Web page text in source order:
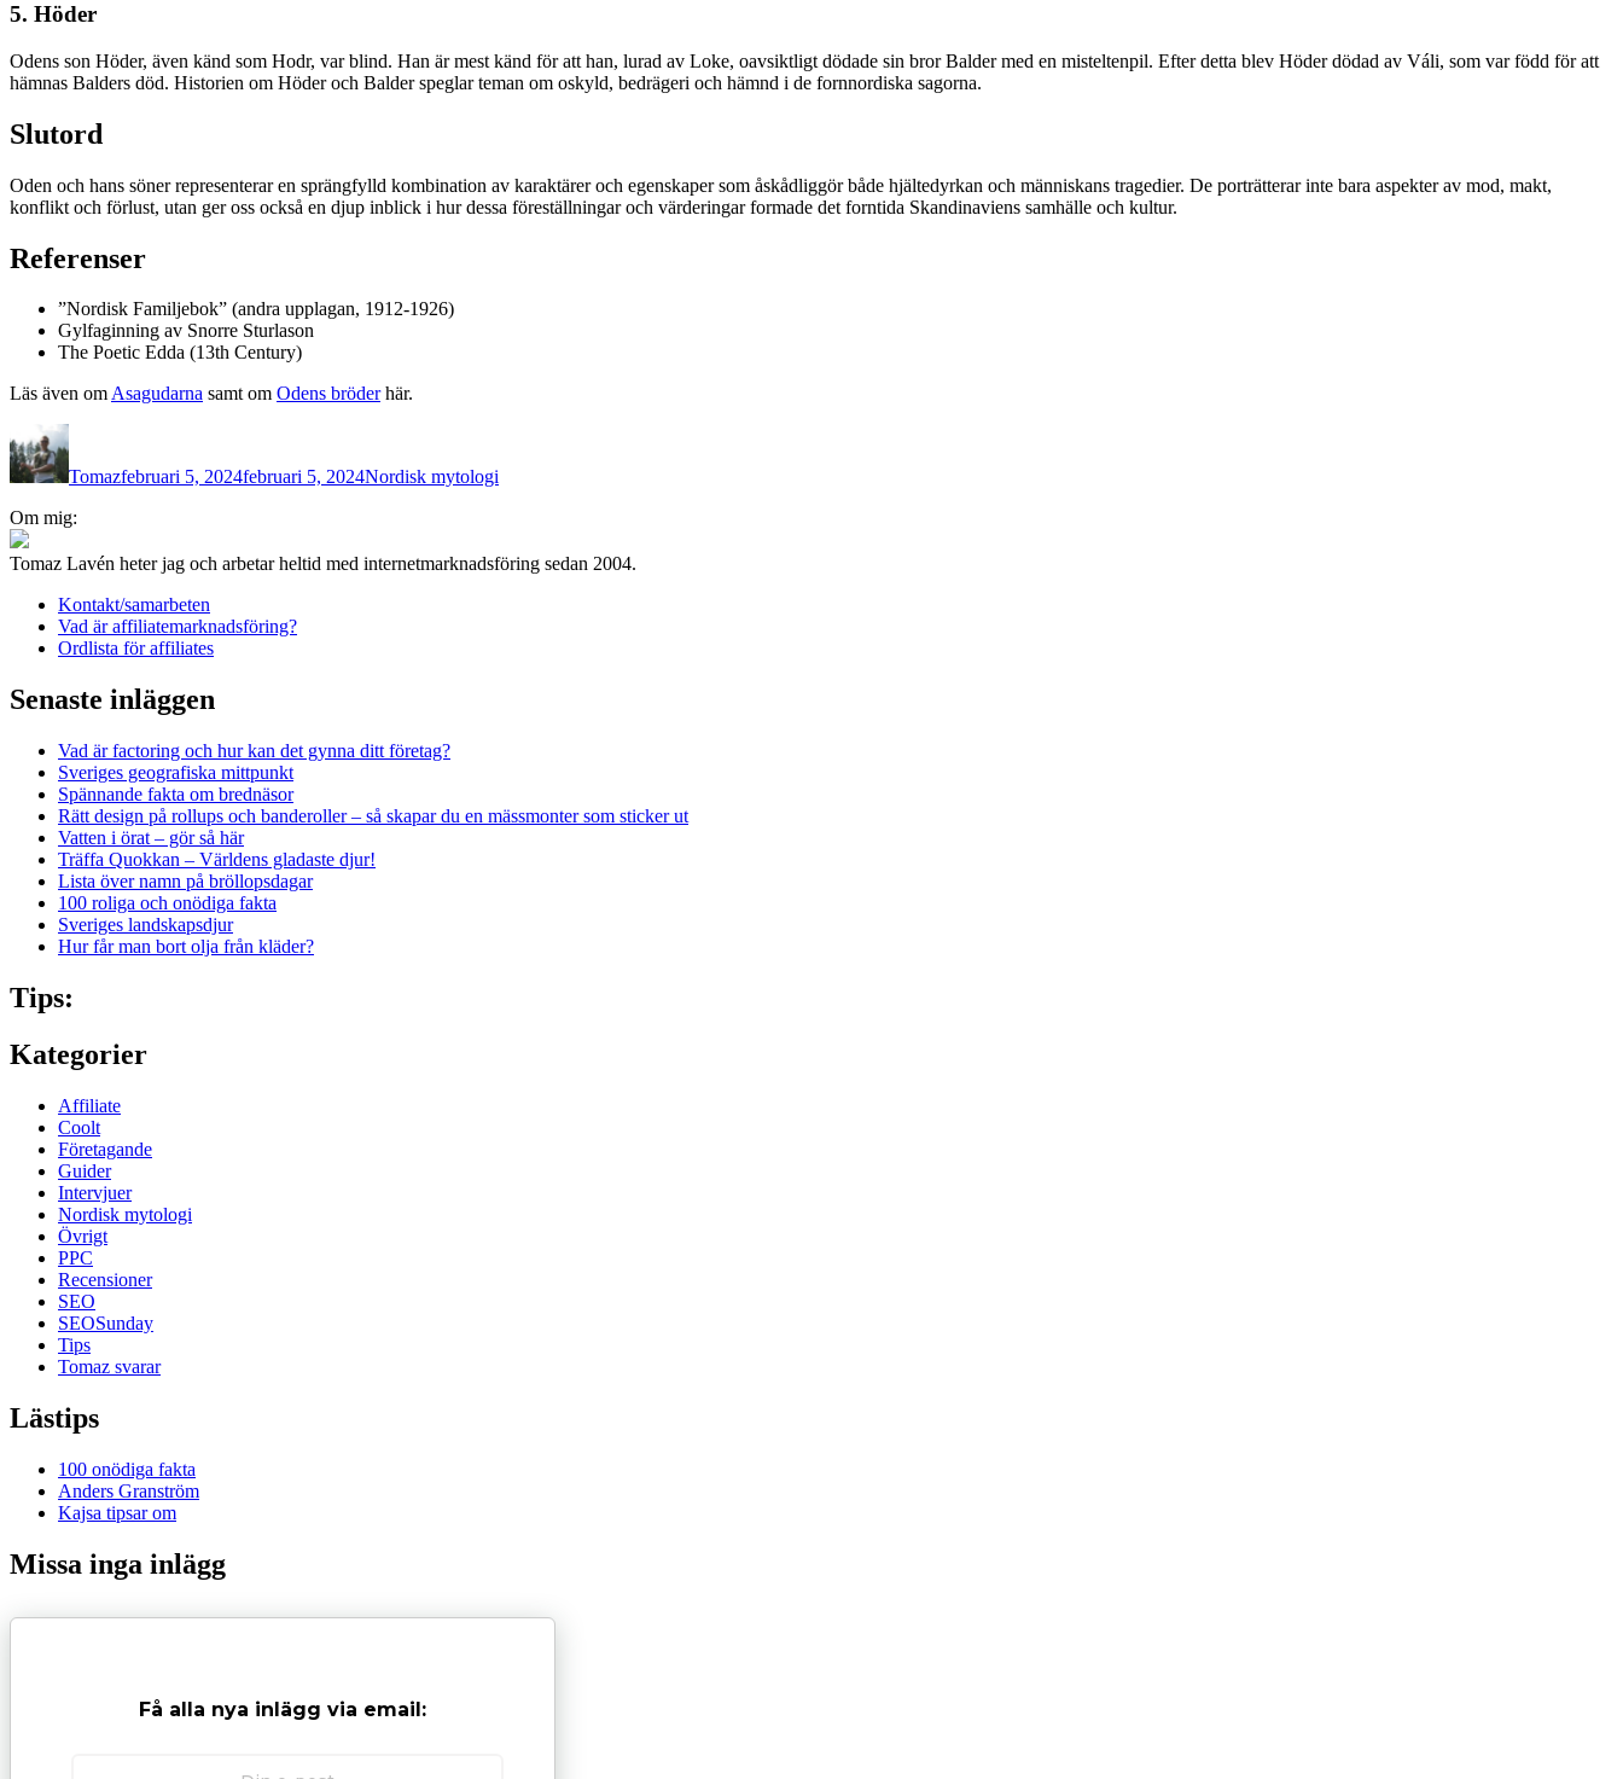
5. Höder
Odens son Höder, även känd som Hodr, var blind. Han är mest känd för att han, lurad av Loke, oavsiktligt dödade sin bror Balder med en misteltenpil. Efter detta blev Höder dödad av Váli, som var född för att
hämnas Balders död. Historien om Höder och Balder speglar teman om oskyld, bedrägeri och hämnd i de fornnordiska sagorna.
Slutord
Oden och hans söner representerar en sprängfylld kombination av karaktärer och egenskaper som åskådliggör både hjältedyrkan och människans tragedier. De porträtterar inte bara aspekter av mod, makt,
konflikt och förlust, utan ger oss också en djup inblick i hur dessa föreställningar och värderingar formade det forntida Skandinaviens samhälle och kultur.
Referenser
”Nordisk Familjebok” (andra upplagan, 1912-1926)
Gylfaginning av Snorre Sturlason
The Poetic Edda (13th Century)
Läs även omAsagudarna samt om Odens bröderhär.
Författare
Tomazfebruari 5, 2024februari 5, 2024Nordisk mytologi
Om mig:
Tomaz Lavén heter jag och arbetar heltid med internetmarknadsföring sedan 2004.
Kontakt/samarbeten
Vad är affiliatemarknadsföring?
Ordlista för affiliates
Senaste inläggen
Vad är factoring och hur kan det gynna ditt företag?
Sveriges geografiska mittpunkt
Spännande fakta om brednäsor
Rätt design på rollups och banderoller – så skapar du en mässmonter som sticker ut
Vatten i örat – gör så här
Träffa Quokkan – Världens gladaste djur!
Lista över namn på bröllopsdagar
100 roliga och onödiga fakta
Sveriges landskapsdjur
Hur får man bort olja från kläder?
Tips:
Kategorier
Affiliate
Coolt
Företagande
Guider
Intervjuer
Nordisk mytologi
Övrigt
PPC
Recensioner
SEO
SEOSunday
Tips
Tomaz svarar
Lästips
100 onödiga fakta
Anders Granström
Kajsa tipsar om
Missa inga inlägg
Få alla nya inlägg via email: